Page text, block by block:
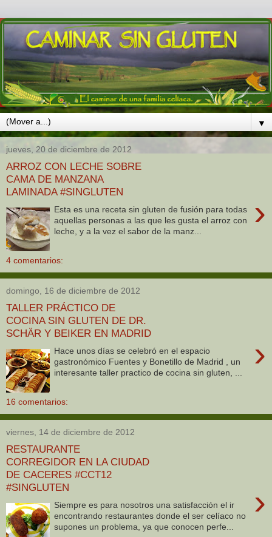
▼
jueves, 20 de diciembre de 2012
ARROZ CON LECHE SOBRE
CAMA DE MANZANA
LAMINADA #SINGLUTEN
›
Esta es una receta sin gluten de fusión para todas
aquellas personas a las que les gusta el arroz con
leche, y a la vez el sabor de la manz...
4 comentarios:
domingo, 16 de diciembre de 2012
TALLER PRÁCTICO DE
COCINA SIN GLUTEN DE DR.
SCHÄR Y BEIKER EN MADRID
›
Hace unos días se celebró en el espacio
gastronómico Fuentes y Bonetillo de Madrid , un
interesante taller practico de cocina sin gluten, ...
16 comentarios:
viernes, 14 de diciembre de 2012
RESTAURANTE
CORREGIDOR EN LA CIUDAD
DE CACERES #CCT12
#SINGLUTEN
›
Siempre es para nosotros una satisfacción el ir
encontrando restaurantes donde el ser celíaco no
supones un problema, ya que conocen perfe...